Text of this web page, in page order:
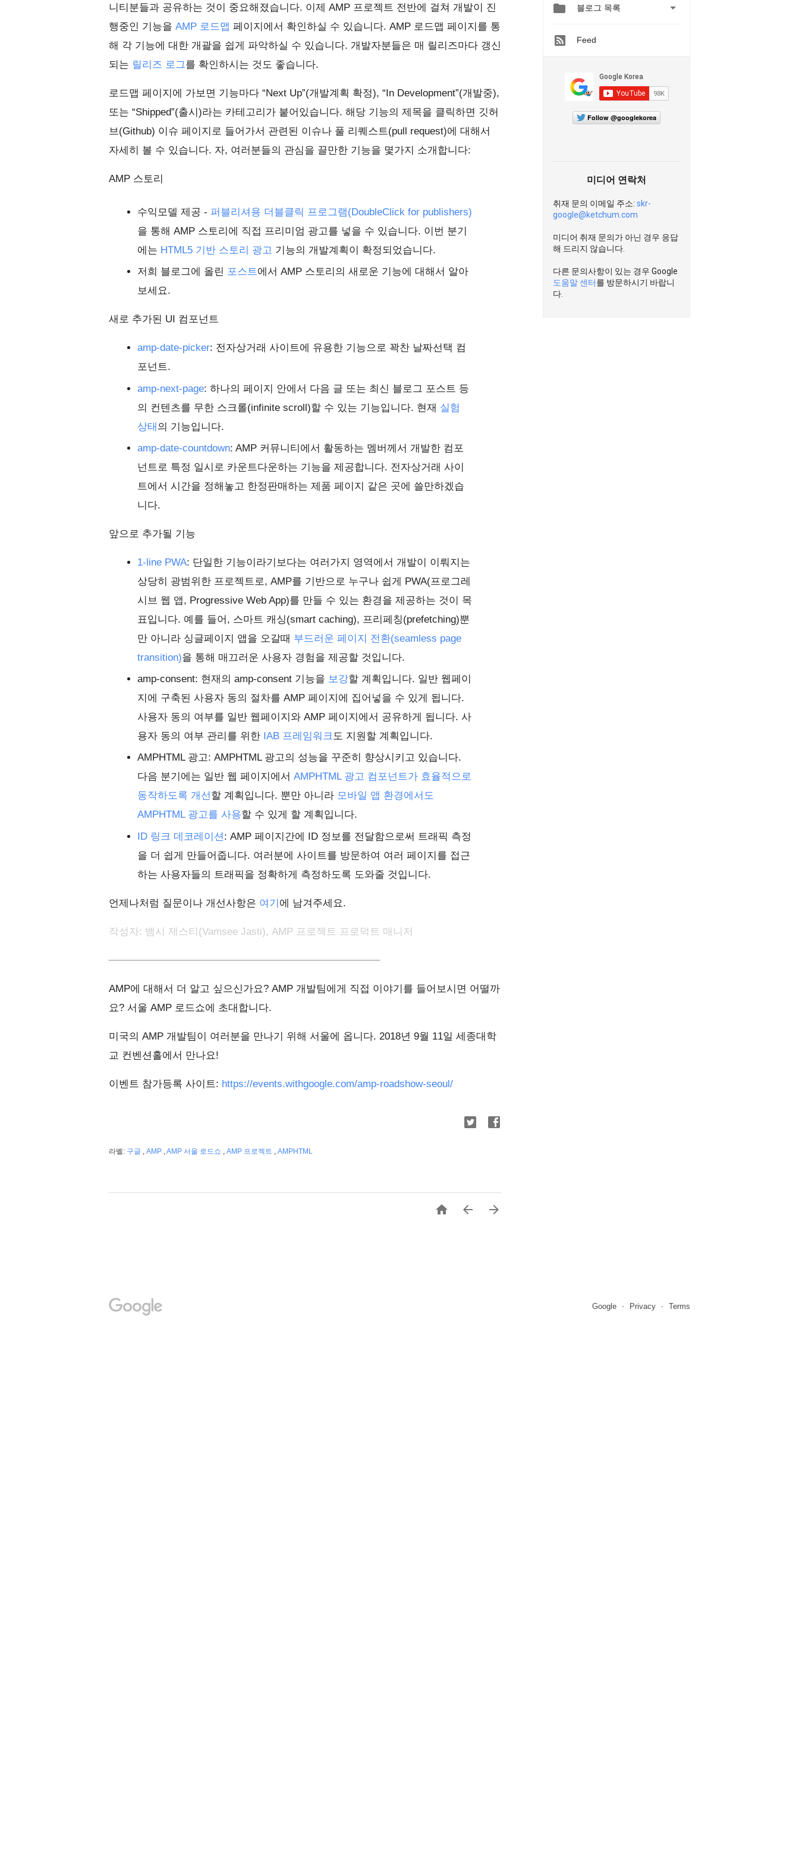
니티분들과 공유하는 것이 중요해졌습니다. 이제 AMP 프로젝트 전반에 걸쳐 개발이 진
행중인 기능을 AMP 로드맵 페이지에서 확인하실 수 있습니다. AMP 로드맵 페이지를 통
해 각 기능에 대한 개괄을 쉽게 파악하실 수 있습니다. 개발자분들은 매 릴리즈마다 갱신
되는 릴리즈 로그를 확인하시는 것도 좋습니다.
로드맵 페이지에 가보면 기능마다 “Next Up”(개발계획 확정), “In Development”(개발중),
또는 “Shipped”(출시)라는 카테고리가 붙어있습니다. 해당 기능의 제목을 클릭하면 깃허
브(Github) 이슈 페이지로 들어가서 관련된 이슈나 풀 리퀘스트(pull request)에 대해서
자세히 볼 수 있습니다. 자, 여러분들의 관심을 끌만한 기능을 몇가지 소개합니다:
AMP 스토리
수익모델 제공 - 퍼블리셔용 더블클릭 프로그램(DoubleClick for publishers)
을 통해 AMP 스토리에 직접 프리미엄 광고를 넣을 수 있습니다. 이번 분기
에는 HTML5 기반 스토리 광고 기능의 개발계획이 확정되었습니다.
저희 블로그에 올린 포스트에서 AMP 스토리의 새로운 기능에 대해서 알아
보세요.
새로 추가된 UI 컴포넌트
amp-date-picker: 전자상거래 사이트에 유용한 기능으로 꽉찬 날짜선택 컴
포넌트.
amp-next-page: 하나의 페이지 안에서 다음 글 또는 최신 블로그 포스트 등
의 컨텐츠를 무한 스크롤(infinite scroll)할 수 있는 기능입니다. 현재 실험
상태 의 기능입니다.
amp-date-countdown: AMP 커뮤니티에서 활동하는 멤버께서 개발한 컴포
넌트로 특정 일시로 카운트다운하는 기능을 제공합니다. 전자상거래 사이
트에서 시간을 정해놓고 한정판매하는 제품 페이지 같은 곳에 쓸만하겠습
니다.
앞으로 추가될 기능
1-line PWA: 단일한 기능이라기보다는 여러가지 영역에서 개발이 이뤄지는
상당히 광범위한 프로젝트로, AMP를 기반으로 누구나 쉽게 PWA(프로그레
시브 웹 앱, Progressive Web App)를 만들 수 있는 환경을 제공하는 것이 목
표입니다. 예를 들어, 스마트 캐싱(smart caching), 프리페칭(prefetching)뿐
만 아니라 싱글페이지 앱을 오갈때 부드러운 페이지 전환(seamless page
transition)을 통해 매끄러운 사용자 경험을 제공할 것입니다.
amp-consent: 현재의 amp-consent 기능을 보강할 계획입니다. 일반 웹페이
지에 구축된 사용자 동의 절차를 AMP 페이지에 집어넣을 수 있게 됩니다.
사용자 동의 여부를 일반 웹페이지와 AMP 페이지에서 공유하게 됩니다. 사
용자 동의 여부 관리를 위한 IAB 프레임워크도 지원할 계획입니다.
AMPHTML 광고: AMPHTML 광고의 성능을 꾸준히 향상시키고 있습니다.
다음 분기에는 일반 웹 페이지에서 AMPHTML 광고 컴포넌트가 효율적으로
동작하도록 개선할 계획입니다. 뿐만 아니라 모바일 앱 환경에서도
AMPHTML 광고를 사용할 수 있게 할 계획입니다.
ID 링크 데코레이션 : AMP 페이지간에 ID 정보를 전달함으로써 트래픽 측정
을 더 쉽게 만들어줍니다. 여러분에 사이트를 방문하여 여러 페이지를 접근
하는 사용자들의 트래픽을 정확하게 측정하도록 도와줄 것입니다.
언제나처럼 질문이나 개선사항은 여기 에 남겨주세요.
작성자: 뱀시 제스티(Vamsee Jasti), AMP 프로젝트 프로덕트 매니저
──────────────────────────────────────
AMP에 대해서 더 알고 싶으신가요? AMP 개발팀에게 직접 이야기를 들어보시면 어떨까
요? 서울 AMP 로드쇼에 초대합니다.
미국의 AMP 개발팀이 여러분을 만나기 위해 서울에 옵니다. 2018년 9월 11일 세종대학
교 컨벤션홀에서 만나요!
이벤트 참가등록 사이트: https://events.withgoogle.com/amp-roadshow-seoul/
라벨: 구글 AMP AMP 서울 로드쇼 AMP 프로젝트 AMPHTML
  
 블로그 목록 
Feed
Follow @googlekorea
미디어 연락처
취재 문의 이메일 주소: skr-
google@ketchum.com
미디어 취재 문의가 아닌 경우 응답
해 드리지 않습니다.
다른 문의사항이 있는 경우 Google
도움말 센터를 방문하시기 바랍니
다.
Google Privacy Terms